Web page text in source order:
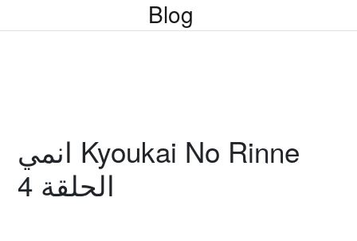
Blog
انمي Kyoukai No Rinne
الحلقة 4